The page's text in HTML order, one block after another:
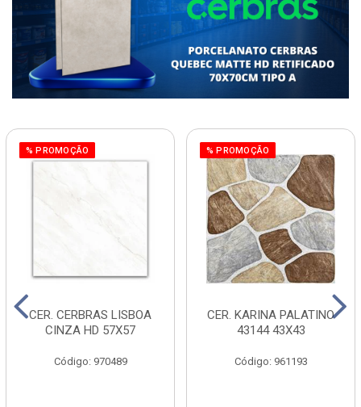
% PROMOÇÃO
CER. CERBRAS LISBOA
CINZA HD 57X57
Código: 970489
% PROMOÇÃO
CER. KARINA PALATINO
43144 43X43
Código: 961193